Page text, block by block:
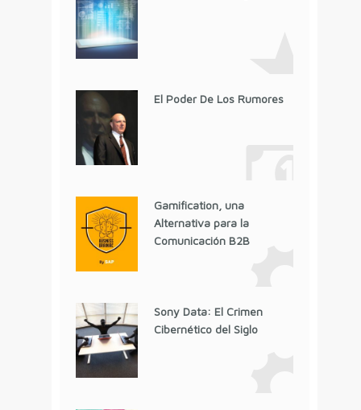
El Poder De Los Rumores
Gamification, una
Alternativa para la
Comunicación B2B
Sony Data: El Crimen
Cibernético del Siglo